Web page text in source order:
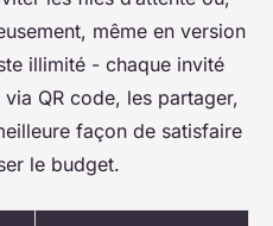
même en version
illimité - chaque invité
QR code, les partager,
façon de satisfaire
le budget.